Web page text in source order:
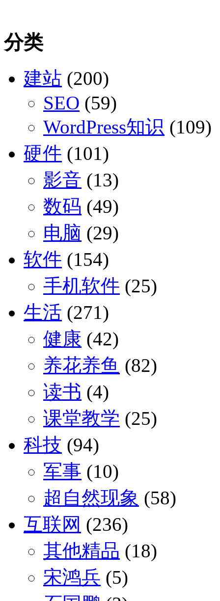
分类
建站 (200)
SEO (59)
WordPress知识 (109)
硬件 (101)
影音 (13)
数码 (49)
电脑 (29)
软件 (154)
手机软件 (25)
生活 (271)
健康 (42)
养花养鱼 (82)
读书 (4)
课堂教学 (25)
科技 (94)
军事 (10)
超自然现象 (58)
互联网 (236)
其他精品 (18)
宋鸿兵 (5)